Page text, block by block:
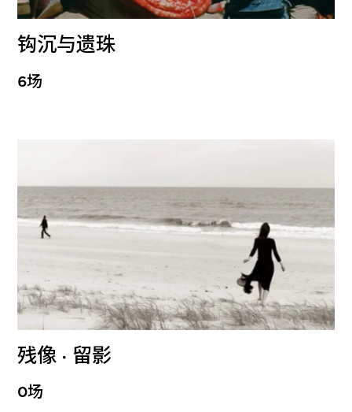
钩沉与遗珠
6场
残像 · 留影
0场